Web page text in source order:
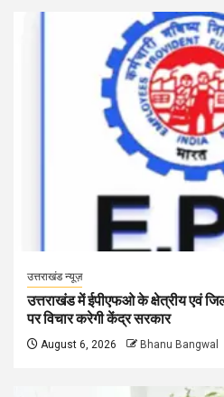
उत्तराखंड न्यूज़
उत्तराखंड में ईपीएफओ के क्षेत्रीय एवं
पर विचार करेगी केंद्र सरकार
August 6, 2026 Bhanu Bangwal